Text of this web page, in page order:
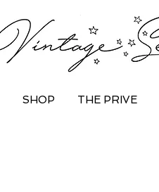
SHOP THE PRIVE